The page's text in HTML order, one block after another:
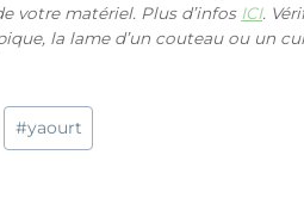
votre matériel. Plus d’infos ICI.
la lame d’un couteau ou un
#yaourt